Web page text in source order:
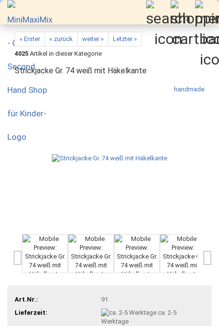
« Erster « zurück weiter »
Letzter »
4025 Artikel in dieser Kategorie
Strickjacke Gr. 74 weiß mit Häkelkante
handmade
Art.Nr.:
91
Lieferzeit:
ca. 2-5
Werktage